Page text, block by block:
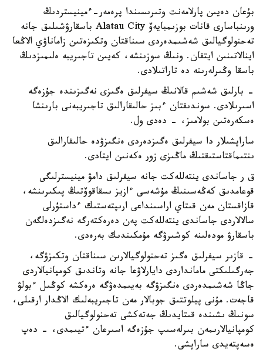
بۇعان دەيىن پارلامەنت وتىرىسىندا پرەمەر-ءمينيستردىڭ
ورىنباسارى قانات بوزىمبايەۆ Alatau City باسقارۋشىلىق جانە
تەحنولوگيالىق شەشىمدەردى سىناقتان وتكىزەتىن زاماناۋي الاڭعا
اينالاتىنىن ايتقان. ونىڭ سوزىنشە، كەيىن تاجىريبە ەلىمىزدىڭ
باسقا وڭىرلەرىنە دە تاراتىلادى.
- بارلىق شەشىم قالانىڭ سيفرلىق ەگىزى نەگىزىندە جۇزەگە
اسىرىلادى. سوندىقتان ءبىز حالىقارالىق تاجىريبەنى بارىنشا
ەسكەرەتىن بولامىز، - دەدى ول.
ساراپشىلار دا سيفرلىق ەگىزدەردى ەنگىزۋدە حالىقارالىق
ىنتىماقتاستىقتىڭ ماڭىزى زور ەكەنىن ايتادى.
ق ر جاساندى ينتەللەكت جانە سيفرلىق دامۋ مينيسترلىگى
قوعامدىق كەڭەسىنىڭ مۇشەسى ءازيز ىسقاقوۆتىڭ پىكىرىنشە،
قازاقستان مەن قىتاي اراسىنداعى ارىپتەستىك ءداستۇرلى
سالالاردى جاساندى ينتەللەكت پەن دەرەكتەرگە نەگىزدەلگەن
باسقارۋ مودەلىنە كوشىرۋگە مۇمكىندىك بەرەدى.
- قازىر سيفرلىق ەگىز تەحنولوگيالارىن سىناقتان وتكىزۋگە،
جەرگىلىكتى مامانداردى دايارلاۋعا جانە وتاندىق كومپانيالاردى
جاڭا شەشىمدەردى ەنگىزۋگە بەيىمدەۋگە ەرەكشە كوڭىل ءبولۋ
قاجەت. مۇنى پيلوتتىق جوبالار مەن تاجىريبەلىك الاڭدار ارقىلى،
سونىڭ ىشىندە قىتايدىڭ جەتەكشى تەحنولوگيالىق
كومپانيالارىمەن بىرلەسىپ جۇزەگە اسىرعان ءتيىمدى، - دەپ
ەسەپتەيدى ساراپشى.